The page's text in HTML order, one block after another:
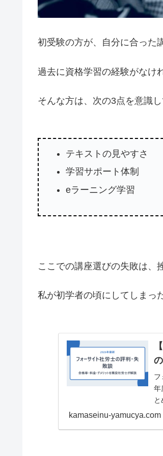
初受験の方が、自分に合った
過去に資格学習の経験がなけ
そんな方は、次の3点を意識
テキストの見やすさ
学習サポート体制
eラーニング学習
ここでの講座選びの失敗は、
私が初学者の頃にしてしまっ
フ
年
と
kamaseinu-yamucya.com